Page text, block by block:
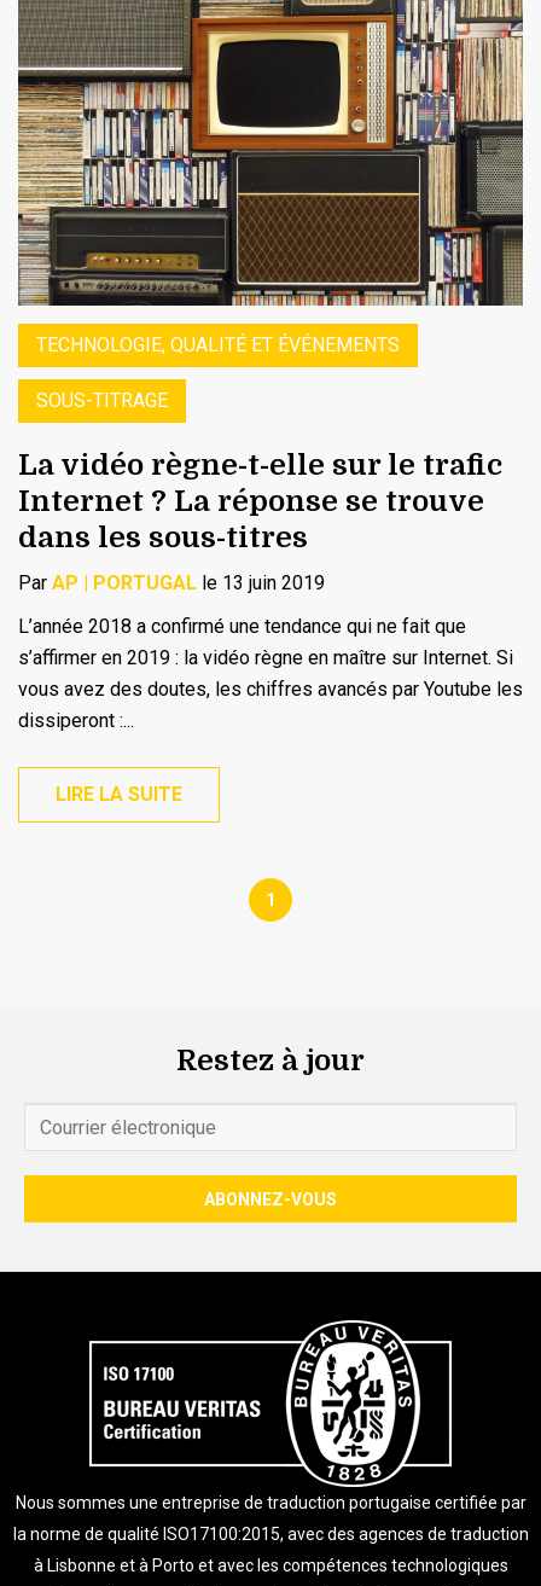
TECHNOLOGIE, QUALITÉ ET ÉVÉNEMENTS
SOUS-TITRAGE
La vidéo règne-t-elle sur le trafic
Internet ? La réponse se trouve
dans les sous-titres
Par AP | PORTUGAL le 13 juin 2019
L’année 2018 a confirmé une tendance qui ne fait que
s’affirmer en 2019 : la vidéo règne en maître sur Internet. Si
vous avez des doutes, les chiffres avancés par Youtube les
dissiperont :...
LIRE LA SUITE
1
Restez à jour
Nous sommes une entreprise de traduction portugaise certifiée par
la norme de qualité ISO17100:2015, avec des agences de traduction
à Lisbonne et à Porto et avec les compétences technologiques